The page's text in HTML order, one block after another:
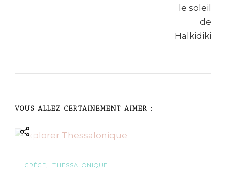
a
t
VOUS ALLEZ CERTAINEMENT AIMER :
GRÈCE THESSALONIQUE